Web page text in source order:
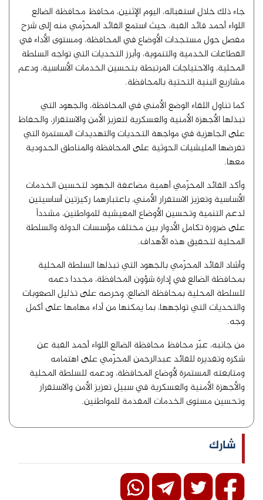
​جاء ذلك خلال استقباله، اليوم الإثنين، محافظ محافظة الضالع
اللواء أحمد قائد القبة، حيث استمع القائد المحرّمي منه إلى شرح
مفصل حول مستجدات الأوضاع في المحافظة، ومستوى الأداء في
القطاعات الخدمية والتنموية، وأبرز التحديات التي تواجه السلطة
المحلية، والاحتياجات المرتبطة بتحسين الخدمات الأساسية، ودعم
مشاريع البنية التحتية بالمحافظة.
كما تناول اللقاء الوضع الأمني في المحافظة، والجهود التي
تبذلها الأجهزة الأمنية والعسكرية لتعزيز الأمن والاستقرار، والحفاظ
على الجاهزية في مواجهة التحديات والتهديدات المستمرة التي
تفرضها المليشيات الحوثية على المحافظة والمناطق الحدودية
معها.
وأكد القائد المحرّمي أهمية مضاعفة الجهود لتحسين الخدمات
الأساسية وتعزيز الاستقرار الأمني، باعتبارهما ركيزتين أساسيتين
لدعم التنمية وتحسين الأوضاع المعيشية للمواطنين، مشدداً
على ضرورة تكامل الأدوار بين مختلف مؤسسات الدولة والسلطة
المحلية لتحقيق هذه الأهداف.
وأشاد القائد المحرّمي بالجهود التي تبذلها السلطة المحلية
بمحافظة الضالع في إدارة شؤون المحافظة، مجددا دعمه
للسلطة المحلية بمحافظة الضالع، وحرصه على تذليل الصعوبات
والتحديات التي تواجهها، بما يمكنها من أداء مهامها على أكمل
وجه.
من جانبه، عبّر محافظ محافظة الضالع اللواء أحمد القبة عن
شكره وتقديره للقائد عبدالرحمن المحرّمي على اهتمامه
ومتابعته المستمرة لأوضاع المحافظة، ودعمه للسلطة المحلية
والأجهزة الأمنية والعسكرية في سبيل تعزيز الأمن والاستقرار
وتحسين مستوى الخدمات المقدمة للمواطنين.
شارك